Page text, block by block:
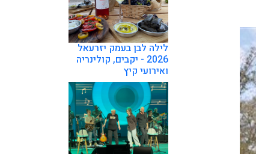
לילה לבן בעמק יזרעאל
2026 - יקבים, קולינריה
ואירועי קיץ